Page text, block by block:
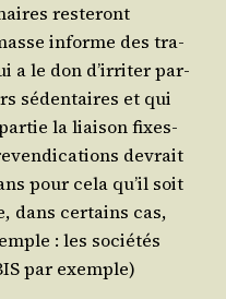
res­te­ront
informe des tra­
a le don d’ir­ri­ter par­
séden­taires et qui
la liai­son fixes-
devrait
pour cela qu’il soit
dans cer­tains cas,
: les socié­tés
par exemple)